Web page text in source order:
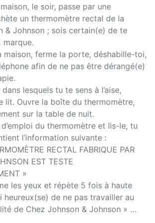
le soir, passe par une
un thermomètre rectal de la
& Johnson ; sois certain(e) de te
marque.
maison, ferme la porte, déshabille-toi,
afin de ne pas être dérangé(e)
lesquels tu te sens à l’aise,
lit. Ouvre la boîte du thermomètre,
sur la table de nuit.
du thermomètre et lis-le, tu
l’information suivante :
RECTAL FABRIQUE PAR
EST TESTE
»
les yeux et répète 5 fois à haute
heureux(se) de ne pas travailler au
de Chez Johnson & Johnson » …